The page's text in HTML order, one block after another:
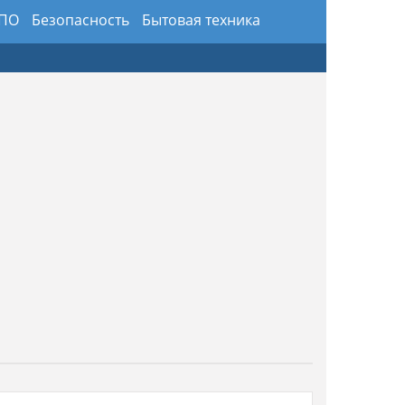
Безопасность
Бытовая техника
Предметы интерьера и обихода